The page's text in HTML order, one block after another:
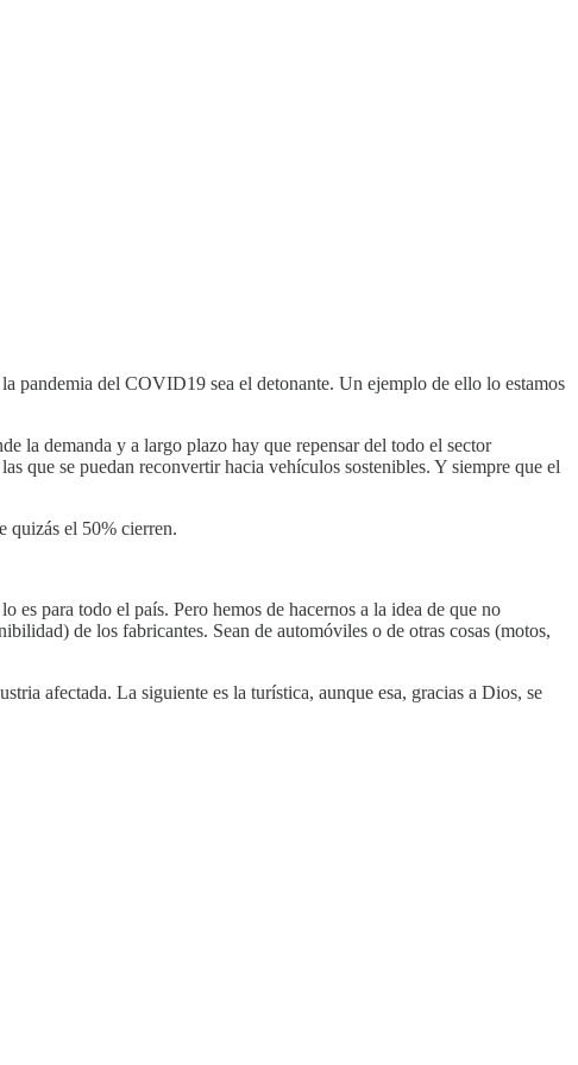
pandemia del COVID19 sea el detonante. Un ejemplo de ello lo estamos
la demanda y a largo plazo hay que repensar del todo el sector
que se puedan reconvertir hacia vehículos sostenibles. Y siempre que el
quizás el 50% cierren.
para todo el país. Pero hemos de hacernos a la idea de que no
de los fabricantes. Sean de automóviles o de otras cosas (motos,
afectada. La siguiente es la turística, aunque esa, gracias a Dios, se